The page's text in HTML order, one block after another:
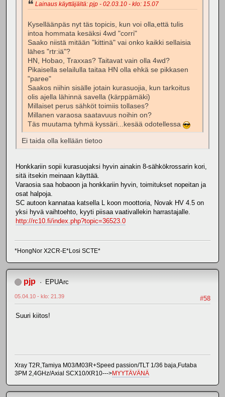
Lainaus käyttäjältä: pjp - 02.03.10 - klo: 15.07
Kyselläänpäs nyt täs topicis, kun voi olla,että tulis
intoa hommata kesäksi 4wd "corri"
Saako niistä mitään "kittinä" vai onko kaikki sellaisia
lähes "rtr:iä"?
HN, Hobao, Traxxas? Taitavat vain olla 4wd?
Pikaisella selailulla taitaa HN olla ehkä se pikkasen
"paree"
Saakos niihin sisälle jotain kurasuojia, kun tarkoitus
olis ajella lähinnä savella (kärppämäki)
Millaiset perus sähköt toimiis tollases?
Millanen varaosa saatavuus noihin on?
Täs muutama tyhmä kyssäri...kesää odotellessa
Ei taida olla kellään tietoo
Honkkariin sopii kurasuojaksi hyvin ainakin 8-sähkökrossarin kori,
sitä itsekin meinaan käyttää.
Varaosia saa hobaoon ja honkkariin hyvin, toimitukset nopeitan ja
osat halpoja.
SC autoon kannataa katsella L koon moottoria, Novak HV 4.5 on
yksi hyvä vaihtoehto, kyyti piisaa vaativallekin harrastajalle.
http://rc10.fi/index.php?topic=36523.0
*HongNor X2CR-E*Losi SCTE*
pjp EPUArc
#58
05.04.10 - klo: 21.39
Suuri kiitos!
Xray T2R,Tamiya M03/M03R+Speed passion/TLT 1/36 baja,Futaba
3PM 2,4GHz/Axial SCX10/XR10--->MYYTÄVÄNÄ